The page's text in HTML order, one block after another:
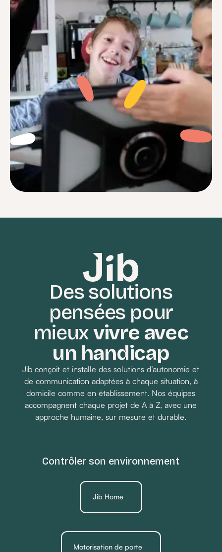
réglages complexes et des notices
Demander un devis
Des solutions
pensées pour
mieuxvivre avec
un handicap
Jib conçoit et installe des solutions d’autonomie et
de communication adaptées à chaque situation, à
domicile comme en établissement. Nos équipes
accompagnent chaque projet de A à Z, avec une
approche humaine, sur mesure et durable.
Contrôler son environnement
Jib Home
Motorisation de porte